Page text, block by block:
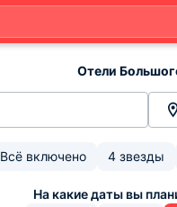
Отели
Всё включено 4 звезды